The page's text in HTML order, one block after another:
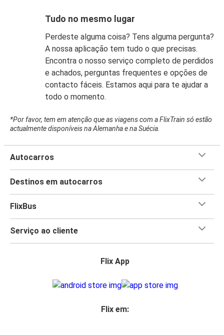
Tudo no mesmo lugar
Perdeste alguma coisa? Tens alguma pergunta?
A nossa aplicação tem tudo o que precisas.
Encontra o nosso serviço completo de perdidos
e achados, perguntas frequentes e opções de
contacto fáceis. Estamos aqui para te ajudar a
todo o momento.
*Por favor, tem em atenção que as viagens com a FlixTrain só estão
actualmente disponíveis na Alemanha e na Suécia.
Autocarros
Destinos em autocarros
FlixBus
Serviço ao cliente
Flix App
Flix em: